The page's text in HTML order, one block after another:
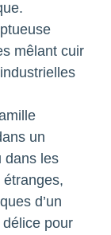
mêlant cuir
un
dans les
d’un
pour